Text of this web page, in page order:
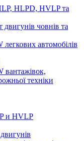
HLPD, HVLP та
човнів та
автомобілів
вантажівок,
техніки
и HVLP